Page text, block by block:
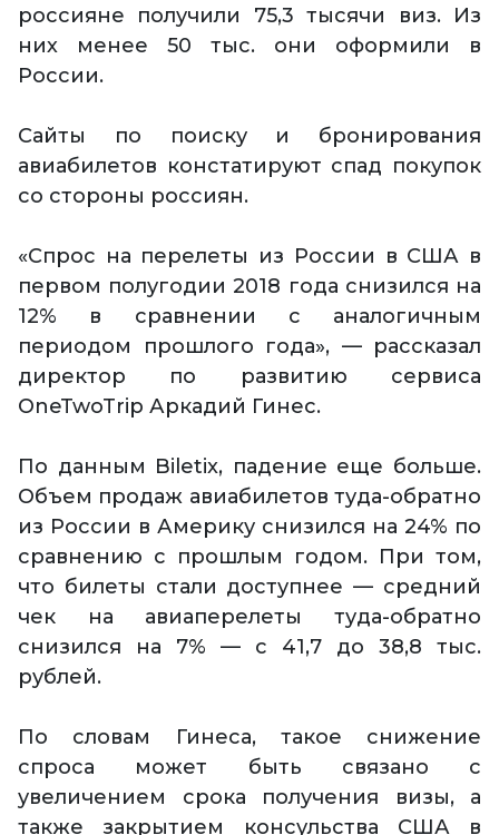
россияне получили 75,3 тысячи виз. Из
них менее 50 тыс. они оформили в
России.
Сайты по поиску и бронирования
авиабилетов констатируют спад покупок
со стороны россиян.
«Спрос на перелеты из России в США в
первом полугодии 2018 года снизился на
12% в сравнении с аналогичным
периодом прошлого года», — рассказал
директор по развитию сервиса
OneTwoTrip Аркадий Гинес.
По данным Biletix, падение еще больше.
Объем продаж авиабилетов туда-обратно
из России в Америку снизился на 24% по
сравнению с прошлым годом. При том,
что билеты стали доступнее — средний
чек на авиаперелеты туда-обратно
снизился на 7% — с 41,7 до 38,8 тыс.
рублей.
По словам Гинеса, такое снижение
спроса может быть связано с
увеличением срока получения визы, а
также закрытием консульства США в